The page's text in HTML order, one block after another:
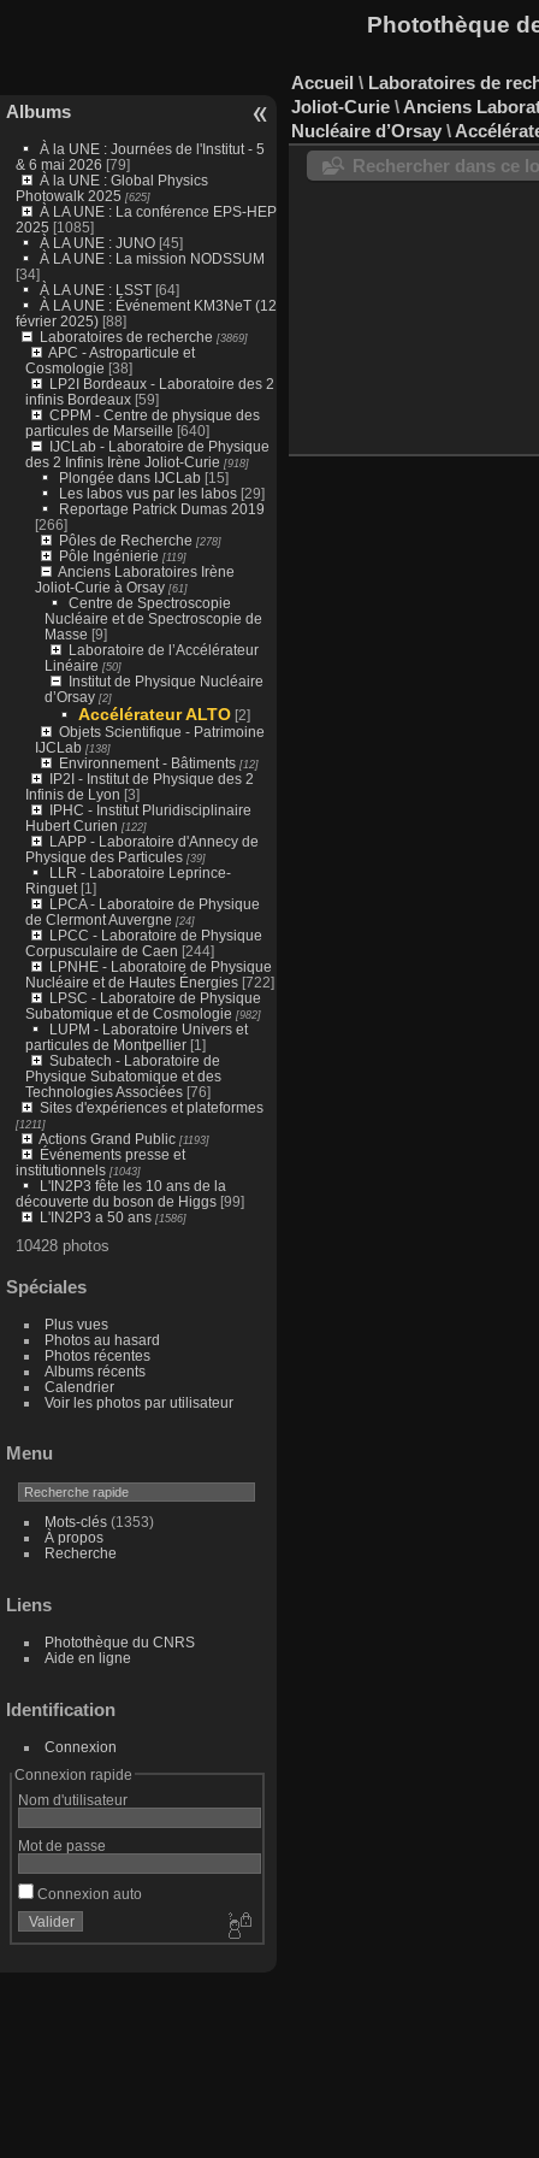
Photothèque
Albums
À la UNE : Journées de l'Institut - 5
& 6 mai 2026 [79]
À la UNE : Global Physics
Photowalk 2025 [625]
À LA UNE : La conférence EPS-HEP
2025 [1085]
À LA UNE : JUNO [45]
À LA UNE : La mission NODSSUM
[34]
À LA UNE : LSST[64]
À LA UNE : Événement KM3NeT (12
février 2025)[88]
Laboratoires de recherche [3869]
APC - Astroparticule et
Cosmologie [38]
LP2I Bordeaux - Laboratoire des 2
infinis Bordeaux[59]
CPPM - Centre de physique des
particules de Marseille [640]
IJCLab - Laboratoire de Physique
des 2 Infinis Irène Joliot-Curie [918]
Plongée dans IJCLab[15]
Les labos vus par les labos[29]
Reportage Patrick Dumas 2019
[266]
Pôles de Recherche [278]
Pôle Ingénierie [119]
Anciens Laboratoires Irène
Joliot-Curie à Orsay[61]
Centre de Spectroscopie
Nucléaire et de Spectroscopie de
Masse [9]
Laboratoire de l’Accélérateur
Linéaire [50]
Institut de Physique Nucléaire
d’Orsay[2]
Accélérateur ALTO[2]
Objets Scientifique - Patrimoine
IJCLab[138]
Environnement - Bâtiments[12]
IP2I - Institut de Physique des 2
Infinis de Lyon [3]
IPHC - Institut Pluridisciplinaire
Hubert Curien [122]
LAPP - Laboratoire d'Annecy de
Physique des Particules[39]
LLR - Laboratoire Leprince-
Ringuet[1]
LPCA - Laboratoire de Physique
de Clermont Auvergne [24]
LPCC - Laboratoire de Physique
Corpusculaire de Caen [244]
LPNHE - Laboratoire de Physique
Nucléaire et de Hautes Énergies[722]
LPSC - Laboratoire de Physique
Subatomique et de Cosmologie [982]
LUPM - Laboratoire Univers et
particules de Montpellier[1]
Subatech - Laboratoire de
Physique Subatomique et des
Technologies Associées[76]
Sites d'expériences et plateformes
[1211]
Actions Grand Public[1193]
Événements presse et
institutionnels[1043]
L'IN2P3 fête les 10 ans de la
découverte du boson de Higgs[99]
L'IN2P3 a 50 ans[1586]
10428 photos
Spéciales
Plus vues
Photos au hasard
Photos récentes
Albums récents
Calendrier
Voir les photos par utilisateur
Menu
Mots-clés(1353)
À propos
Recherche
Liens
Photothèque du CNRS
Aide en ligne
Identification
Connexion
Connexion rapide
Nom d'utilisateur
Mot de passe
Connexion auto
Accueil \ Laboratoires de
Joliot-Curie \ Anciens
Nucléaire d’Orsay \
Rechercher dans ce